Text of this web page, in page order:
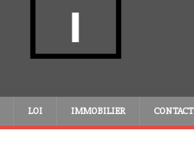
LOI IMMOBILIER CONTACT